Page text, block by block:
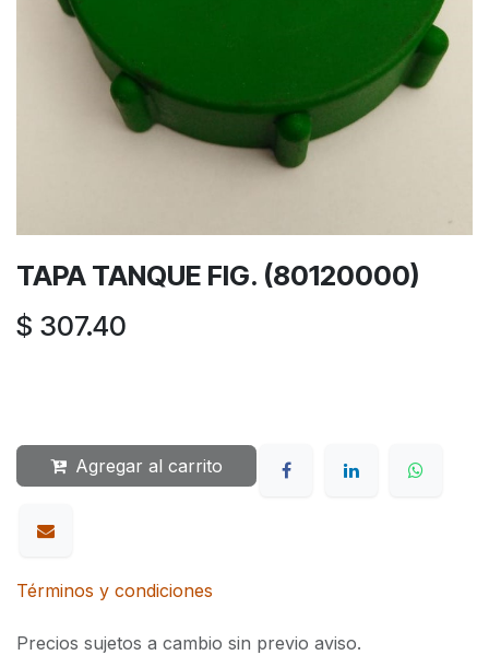
TAPA TANQUE FIG. (80120000)
$ 307.40
Agregar al carrito
Términos y condiciones
Precios sujetos a cambio sin previo aviso.